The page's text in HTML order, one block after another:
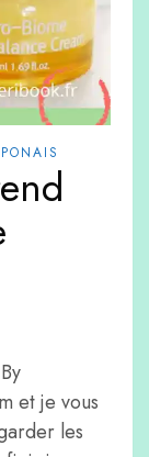
et je vous
les